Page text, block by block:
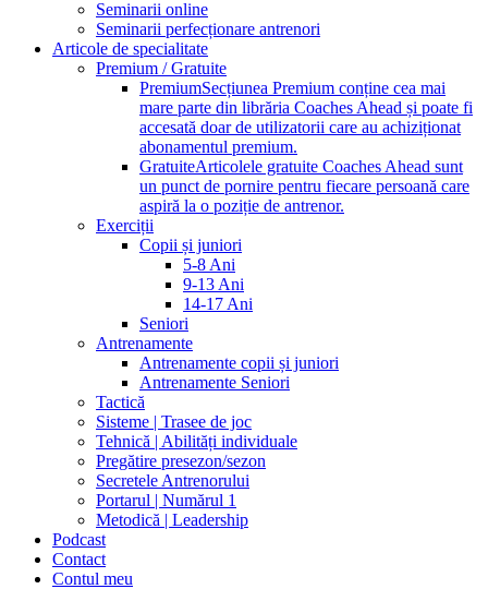
Seminarii online
Seminarii perfecționare antrenori
Articole de specialitate
Premium / Gratuite
PremiumSecțiunea Premium conține cea mai
mare parte din librăria Coaches Ahead și poate fi
accesată doar de utilizatorii care au achiziționat
abonamentul premium.
GratuiteArticolele gratuite Coaches Ahead sunt
un punct de pornire pentru fiecare persoană care
aspiră la o poziție de antrenor.
Exerciții
Copii și juniori
5-8 Ani
9-13 Ani
14-17 Ani
Seniori
Antrenamente
Antrenamente copii și juniori
Antrenamente Seniori
Tactică
Sisteme | Trasee de joc
Tehnică | Abilități individuale
Pregătire presezon/sezon
Secretele Antrenorului
Portarul | Numărul 1
Metodică | Leadership
Podcast
Contact
Contul meu